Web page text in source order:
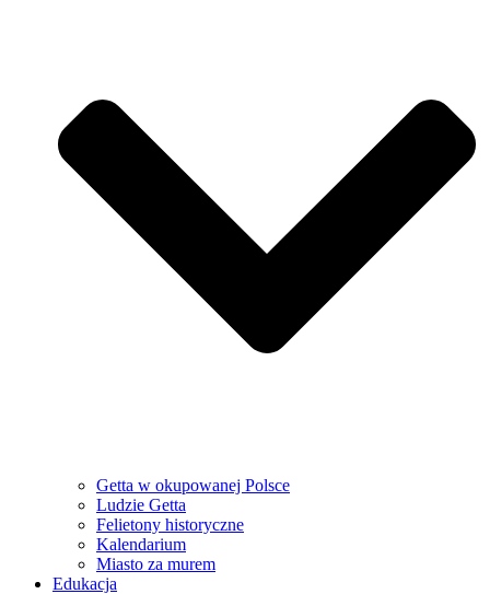
Getta w okupowanej Polsce
Ludzie Getta
Felietony historyczne
Kalendarium
Miasto za murem
Edukacja